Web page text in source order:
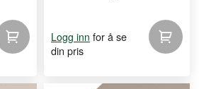
Logg inn for å se
din pris